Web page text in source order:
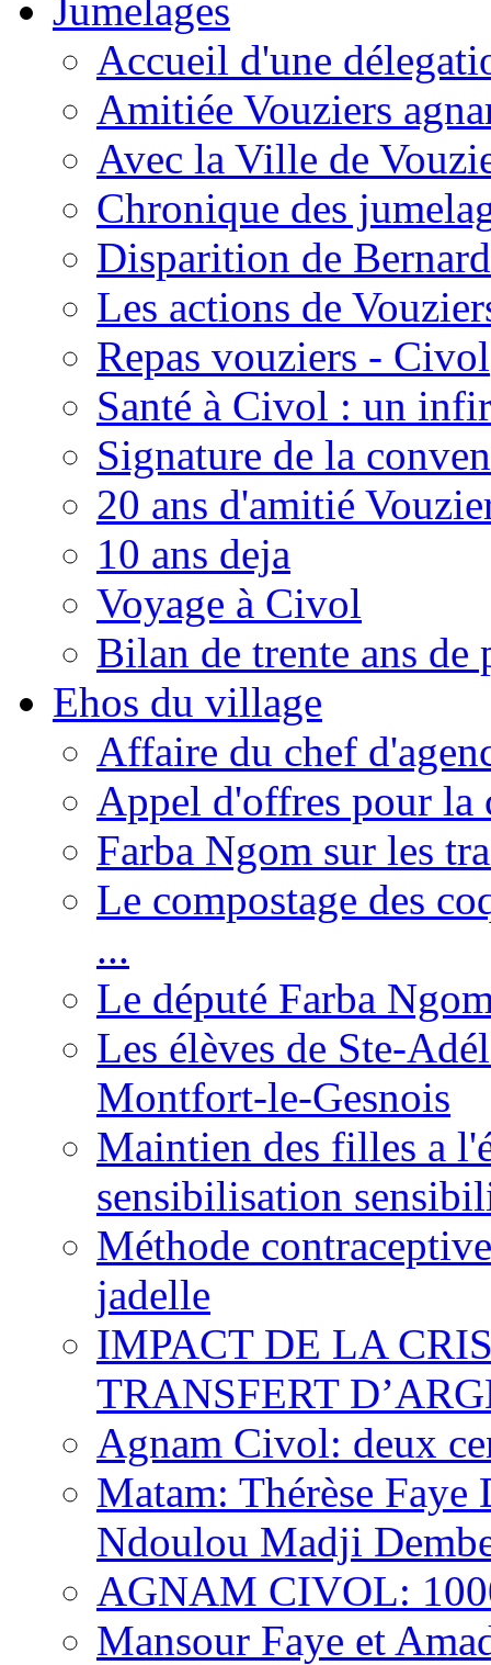
Jumelages
Accueil d'une
Amitiée Vouziers
Avec la Ville de
Chronique des
Disparition de
Les actions de
Repas vouziers - Civol
Santé à Civol : un
Signature de la
20 ans d'amitié
10 ans deja
Voyage à Civol
Bilan de trente ans
Ehos du village
Affaire du chef
Appel d'offres pour la
Farba Ngom sur les
Le compostage des
...
Le député Farba
Les élèves de Ste-
Montfort-le-Gesnois
Maintien des filles a
sensibilisation
Méthode
jadelle
IMPACT DE LA
TRANSFERT
Agnam Civol: deux
Matam: Thérèse
Ndoulou Madji
AGNAM CIVOL:
Mansour Faye et